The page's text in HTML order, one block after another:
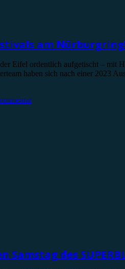
am
Eifel ordentlich aufgetischt – mit
haben sich nach einer 2023
des